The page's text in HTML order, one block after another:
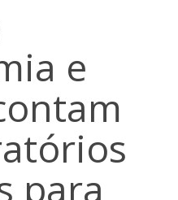
e
para